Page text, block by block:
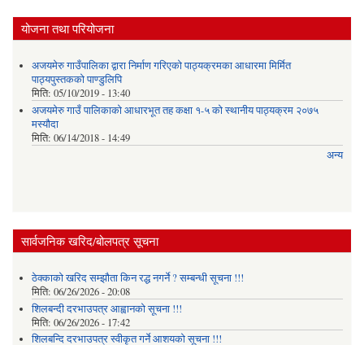
योजना तथा परियोजना
अजयमेरु गाउँपालिका द्वारा निर्माण गरिएको पाठ्यक्रमका आधारमा मिर्मित
पाठ्यपुस्तकको पाण्डुलिपि
मिति: 05/10/2019 - 13:40
अजयमेरु गाउँ पालिकाको आधारभूत तह कक्षा १-५ को स्थानीय पाठ्यक्रम २०७५
मस्यौदा
मिति: 06/14/2018 - 14:49
अन्य
सार्वजनिक खरिद/बोलपत्र सूचना
ठेक्काको खरिद सम्झौता किन रद्ध नगर्ने ? सम्बन्धी सूचना !!!
मिति: 06/26/2026 - 20:08
शिलबन्दी दरभाउपत्र आह्वानको सूचना !!!
मिति: 06/26/2026 - 17:42
शिलबन्दि दरभाउपत्र स्वीकृत गर्ने आशयकाे सूचना !!!